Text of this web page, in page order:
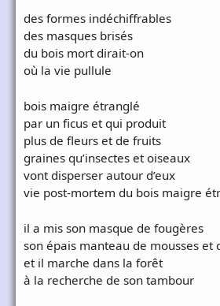
des formes indéchiffrables
des masques brisés
du bois mort dirait-on
où la vie pullule
bois maigre étranglé
par un ficus et qui produit
plus de fleurs et de fruits
graines qu’insectes et oiseaux
vont disperser autour d’eux
vie post-mortem du bois maigre
il a mis son masque de fougères
son épais manteau de mousses et
et il marche dans la forêt
à la recherche de son tambour